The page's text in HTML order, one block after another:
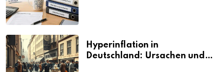
Hyperinflation in
Deutschland: Ursachen und